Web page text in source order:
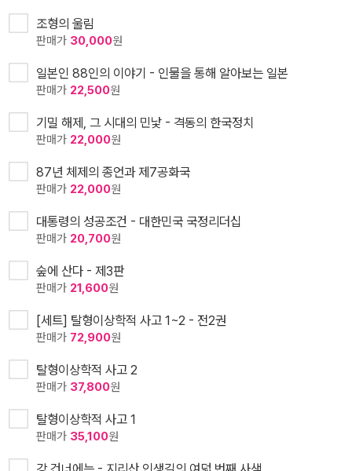
조형의 울림
판매가 30,000원
일본인 88인의 이야기 - 인물을 통해 알아보는 일본
판매가 22,500원
기밀 해제, 그 시대의 민낯 - 격동의 한국정치
판매가 22,000원
87년 체제의 종언과 제7공화국
판매가 22,000원
대통령의 성공조건 - 대한민국 국정리더십
판매가 20,700원
숲에 산다 - 제3판
판매가 21,600원
[세트] 탈형이상학적 사고 1~2 - 전2권
판매가 72,900원
탈형이상학적 사고 2
판매가 37,800원
탈형이상학적 사고 1
판매가 35,100원